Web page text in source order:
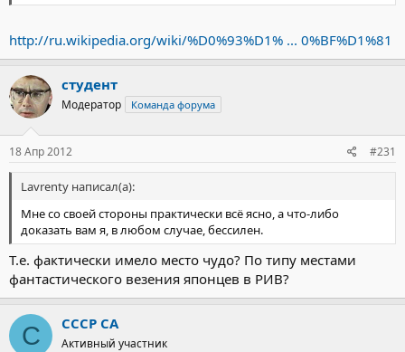
http://ru.wikipedia.org/wiki/%D0%93%D1% ... 0%BF%D1%81
студент
Модератор Команда форума
18 Апр 2012 #231
Lavrenty написал(а):
Мне со своей стороны практически всё ясно, а что-либо
доказать вам я, в любом случае, бессилен.
Т.е. фактически имело место чудо? По типу местами
фантастического везения японцев в РИВ?
С СССР СА
Активный участник